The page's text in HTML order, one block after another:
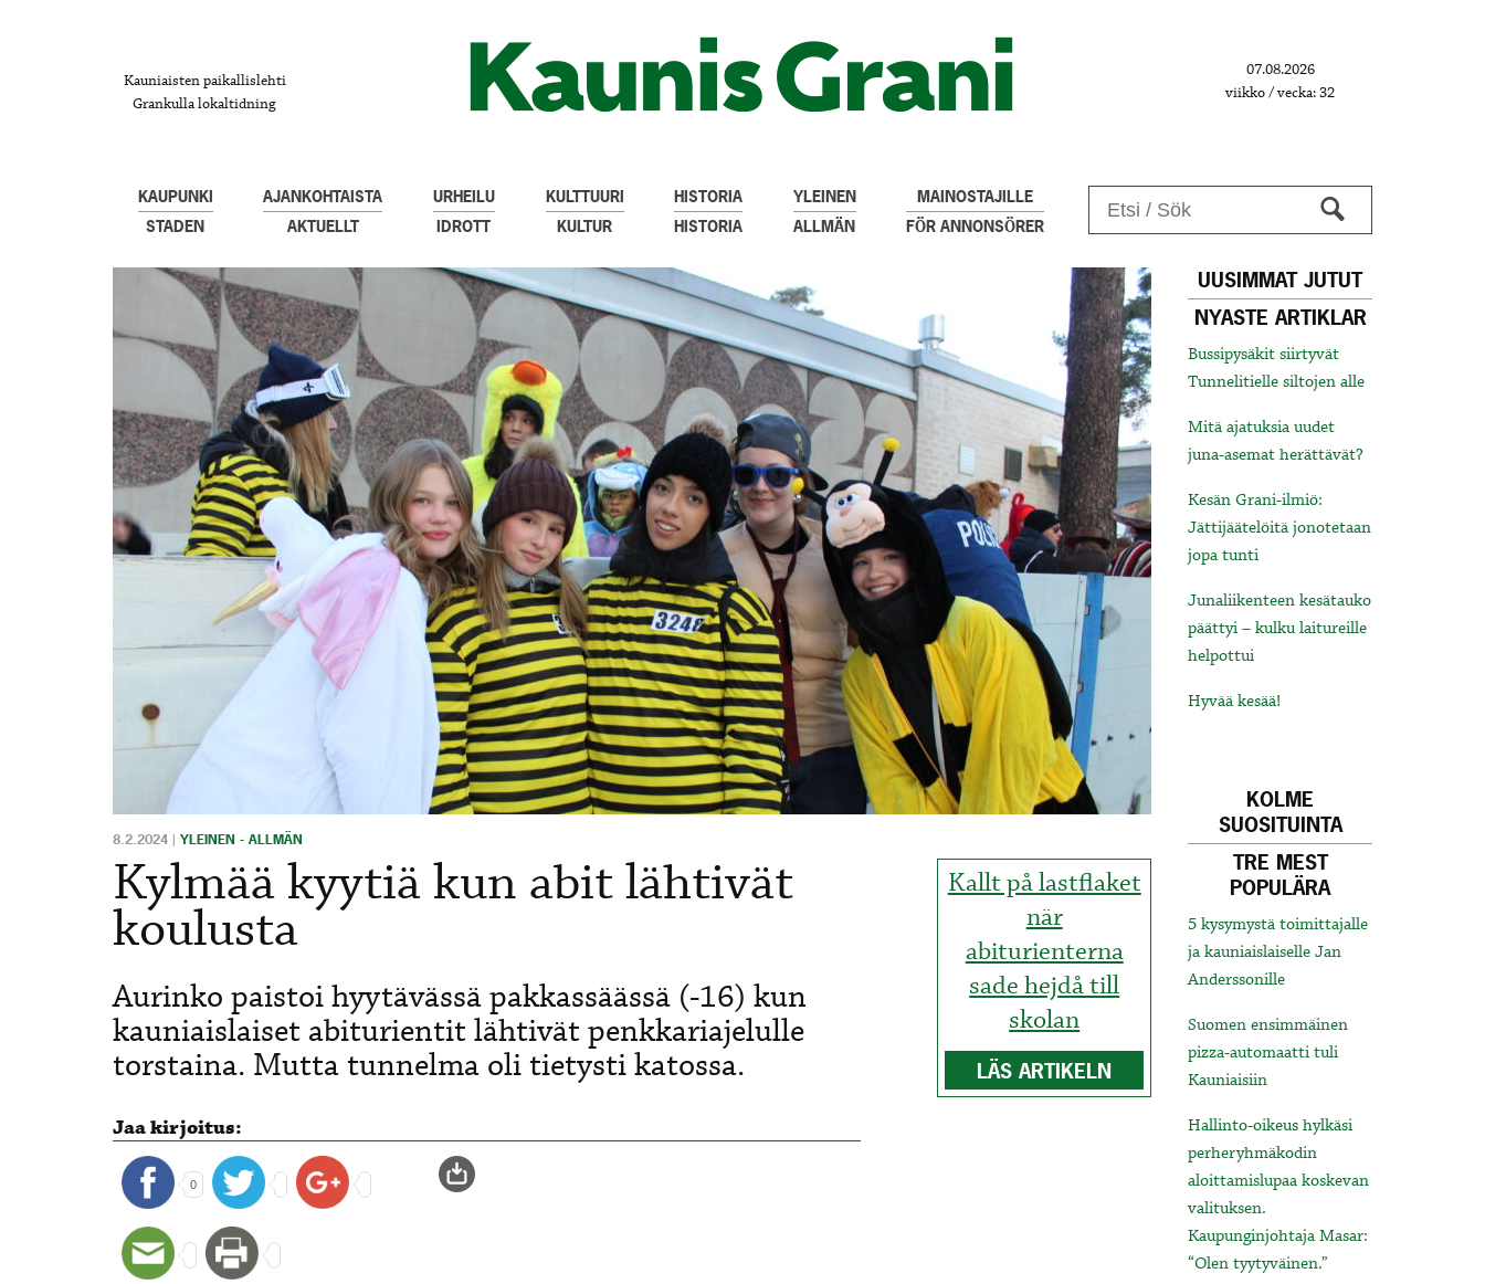
Kauniaisten paikallislehti
Grankulla lokaltidning
07.08.2026
viikko / vecka: 32
KAUPUNKI
STADEN
AJANKOHTAISTA
AKTUELLT
URHEILU
IDROTT
KULTTUURI
KULTUR
HISTORIA
HISTORIA
YLEINEN
ALLMÄN
MAINOSTAJILLE
FÖR ANNONSÖRER
Kallt på lastflaket
när
abiturienterna
sade hejdå till
skolan
LÄS ARTIKELN
8.2.2024 | YLEINEN - ALLMÄN
Kylmää kyytiä kun abit lähtivät
koulusta
Aurinko paistoi hyytävässä pakkassäässä (-16) kun
kauniaislaiset abiturientit lähtivät penkkariajelulle
torstaina. Mutta tunnelma oli tietysti katossa.
Jaa kirjoitus:
0
UUSIMMAT JUTUT
NYASTE ARTIKLAR
Bussipysäkit siirtyvät
Tunnelitielle siltojen alle
Mitä ajatuksia uudet
juna-asemat herättävät?
Kesän Grani-ilmiö:
Jättijäätelöitä jonotetaan
jopa tunti
Junaliikenteen kesätauko
päättyi – kulku laitureille
helpottui
Hyvää kesää!
KOLME
SUOSITUINTA
TRE MEST
POPULÄRA
5 kysymystä toimittajalle
ja kauniaislaiselle Jan
Anderssonille
Suomen ensimmäinen
pizza-automaatti tuli
Kauniaisiin
Hallinto-oikeus hylkäsi
perheryhmäkodin
aloittamislupaa koskevan
valituksen.
Kaupunginjohtaja Masar:
“Olen tyytyväinen.”